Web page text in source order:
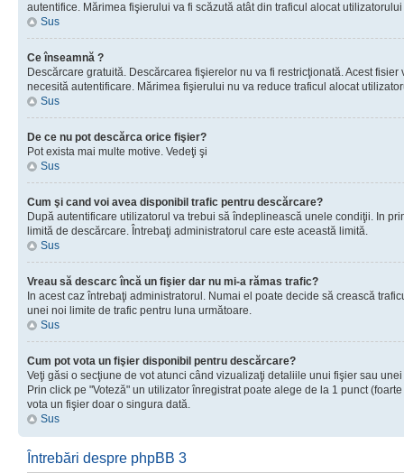
autentifice. Mărimea fişierului va fi scăzută atât din traficul alocat
Sus
Ce înseamnă ?
Descărcare gratuită. Descărcarea fişierelor nu va fi restricţionată. Acest
necesită autentificare. Mărimea fişierului nu va reduce traficul alocat
Sus
De ce nu pot descărca orice fişier?
Pot exista mai multe motive. Vedeţi şi
Sus
Cum şi cand voi avea disponibil trafic pentru descărcare?
După autentificare utilizatorul va trebui să îndeplinească unele condiţii. In
limită de descărcare. Întrebaţi administratorul care este această limită.
Sus
Vreau să descarc încă un fişier dar nu mi-a rămas trafic?
In acest caz întrebaţi administratorul. Numai el poate decide să crească
unei noi limite de trafic pentru luna următoare.
Sus
Cum pot vota un fişier disponibil pentru descărcare?
Veţi găsi o secţiune de vot atunci când vizualizaţi detaliile unui fişier sau
Prin click pe "Voteză" un utilizator înregistrat poate alege de la 1 punct
vota un fişier doar o singura dată.
Sus
Întrebări despre phpBB 3